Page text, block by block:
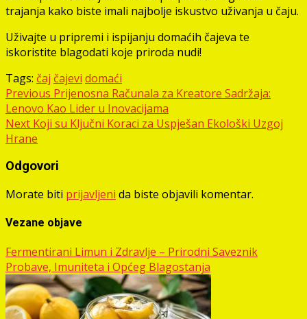
trajanja kako biste imali najbolje iskustvo uživanja u čaju.
Uživajte u pripremi i ispijanju domaćih čajeva te
iskoristite blagodati koje priroda nudi!
Tags: čaj čajevi domaći
Post
navigation
Previous Prijenosna Računala za Kreatore Sadržaja:
Lenovo Kao Lider u Inovacijama
Next Koji su Ključni Koraci za Uspješan Ekološki Uzgoj
Hrane
Odgovori
Morate biti prijavljeni da biste objavili komentar.
Vezane objave
Fermentirani Limun i Zdravlje – Prirodni Saveznik
Probave, Imuniteta i Općeg Blagostanja